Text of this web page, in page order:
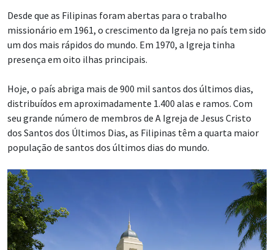
Desde que as Filipinas foram abertas para o trabalho
missionário em 1961, o crescimento da Igreja no país tem sido
um dos mais rápidos do mundo. Em 1970, a Igreja tinha
presença em oito ilhas principais.
Hoje, o país abriga mais de 900 mil santos dos últimos dias,
distribuídos em aproximadamente 1.400 alas e ramos. Com
seu grande número de membros de A Igreja de Jesus Cristo
dos Santos dos Últimos Dias, as Filipinas têm a quarta maior
população de santos dos últimos dias do mundo.